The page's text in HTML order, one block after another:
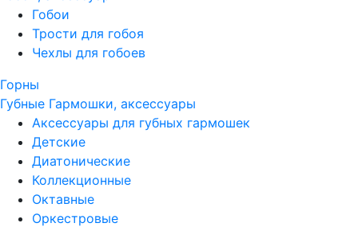
Гобои
Трости для гобоя
Чехлы для гобоев
Горны
Губные Гармошки, аксессуары
Аксессуары для губных гармошек
Детские
Диатонические
Коллекционные
Октавные
Оркестровые